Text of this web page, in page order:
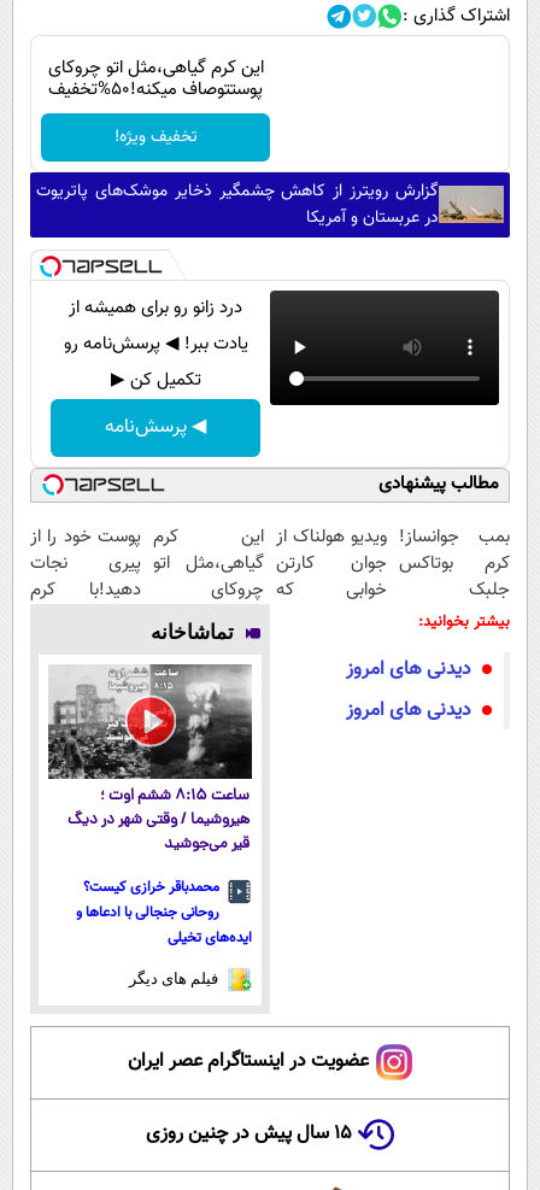
اشتراک گذاری :
این کرم گیاهی،مثل اتو چروکای
پوستتوصاف میکنه!50%تخفیف
تخفیف ویژه!
گزارش رویترز از کاهش چشمگیر ذخایر موشک‌های پاتریوت
در عربستان و آمریکا
درد زانو رو برای همیشه از
یادت ببر! ◀ پرسش‌نامه رو
تکمیل کن ▶
◀ پرسش‌نامه
مطالب پیشنهادی
بمب جوانساز!
کرم بوتاکس
جلبک
اسپیرولینا50%تخفیف
ویدیو هولناک از
جوان کارتن
خوابی که
این کرم
گیاهی،مثل اتو
چروکای
پوستتوصاف
میکنه!50%تخفیف
پوست خود را از
پیری نجات
دهید!با کرم
بیشتر بخوانید:
دیدنی های امروز
دیدنی های امروز
تماشاخانه
ساعت ۸:۱۵ ششم اوت ؛
هیروشیما / وقتی شهر در دیگ
قیر می‌جوشید
محمدباقر خرازی کیست؟
روحانی جنجالی با ادعاها و
ایده‌های تخیلی
فیلم های دیگر
عضویت در اینستاگرام عصر ایران
۱۵ سال پیش در چنین روزی